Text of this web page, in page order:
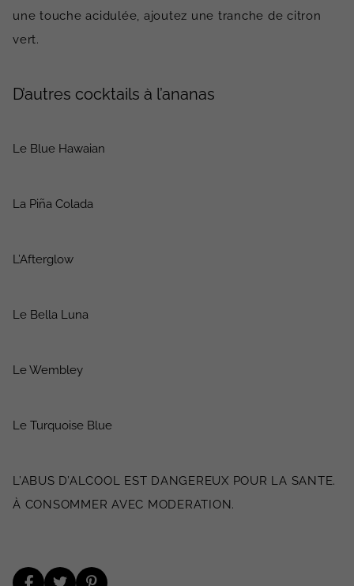
une touche acidulée, ajoutez une tranche de citron
vert.
D’autres cocktails à l’ananas
Le Blue Hawaian
La Piña Colada
L’Afterglow
Le Bella Luna
Le Wembley
Le Turquoise Blue
L’ABUS D’ALCOOL EST DANGEREUX POUR LA SANTE.
À CONSOMMER AVEC MODERATION.